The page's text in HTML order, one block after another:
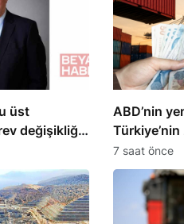
üst
değişikliği
ABD’nin
Türkiye’nin
etkiledi
7 saat önce